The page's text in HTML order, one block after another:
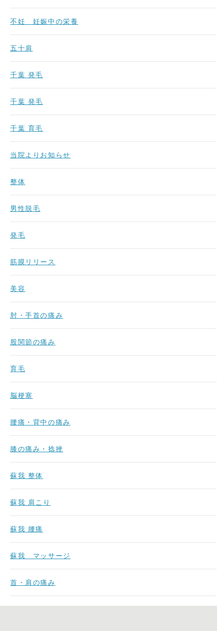
不妊 妊娠中の栄養
五十肩
千葉 発毛
千葉 発毛
千葉 育毛
当院よりお知らせ
整体
男性脱毛
発毛
筋膜リリース
美容
肘・手首の痛み
股関節の痛み
育毛
脳梗塞
腰痛・背中の痛み
膝の痛み・捻挫
蘇我 整体
蘇我 肩こり
蘇我 腰痛
蘇我 マッサージ
首・肩の痛み